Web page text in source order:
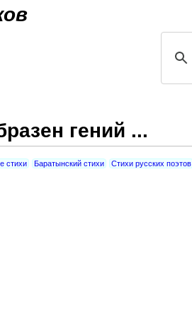
гений ...
стихи Баратынский стихи Стихи русских поэтов